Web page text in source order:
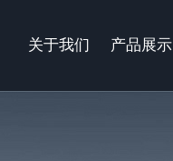
关于我们 产品展示